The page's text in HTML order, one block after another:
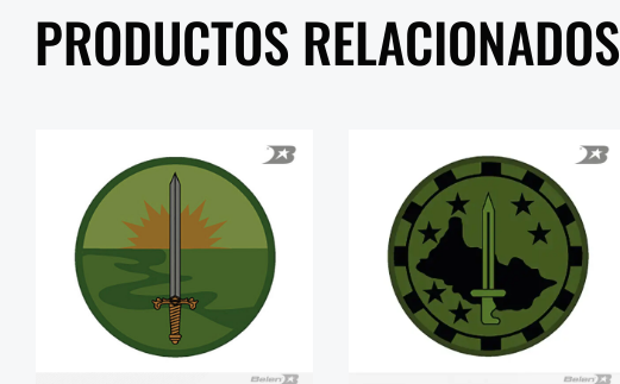
PRODUCTOS RELACIONADOS